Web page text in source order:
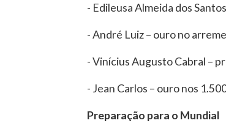
- Edileusa Almeida dos
- André Luiz – ouro no
- Vinícius Augusto Cabral –
- Jean Carlos – ouro nos
Preparação para o Mundial